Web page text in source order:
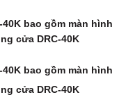
bao gồm màn hình
cửa DRC-40K
bao gồm màn hình
cửa DRC-40K